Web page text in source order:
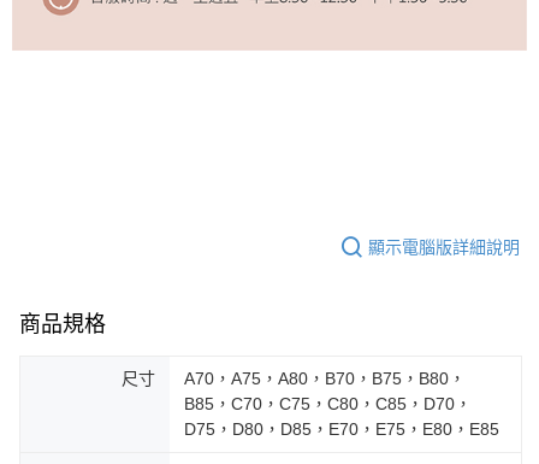
顯示電腦版詳細說明
商品規格
尺寸
A70，A75，A80，B70，B75，B80，
B85，C70，C75，C80，C85，D70，
D75，D80，D85，E70，E75，E80，E85